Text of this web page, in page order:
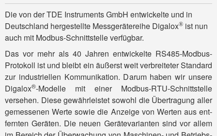
Die von der TDE Instruments GmbH ent­wickelte und in
Deutsch­land herge­stellte Messgeräte­reihe Digalox® ist nun
auch mit Modbus-Schnitt­stelle verfügbar.
Das vor mehr als 40 Jahren ent­wickelte RS485-Modbus-
Proto­koll ist und bleibt ein äußerst weit verbrei­teter Stan­dard
zur industriellen Kommuni­kation. Darum haben wir unsere
Digalox®-Modelle mit einer Modbus-RTU-Schnitt­stelle
versehen. Diese gewähr­leistet sowohl die Über­tragung aller
gemessenen Werte sowie die Anzeige von Werten aus ent­
fernten Geräten. Die neuen Geräte­varianten sind vor allem